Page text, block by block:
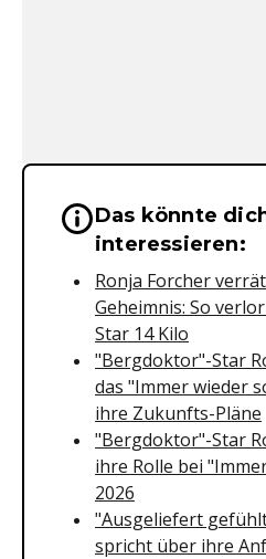
Wichtige
Das könnte
interessieren:
Ronja Forcher
Geheimnis: So
Star 14 Kilo
"Bergdoktor"-Star
das "Immer wieder
ihre Zukunfts-Pläne
"Bergdoktor"-Star
ihre Rolle bei
2026
"Ausgeliefert
spricht über ihre